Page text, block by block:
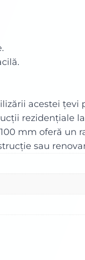
acestei țevi
rezidențiale
mm oferă
sau